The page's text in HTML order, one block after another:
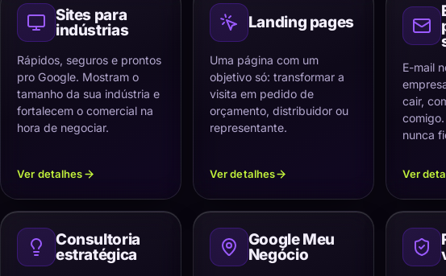
Sites para
indústrias
Rápidos, seguros e prontos
pro Google. Mostram o
tamanho da sua indústria e
fortalecem o comercial na
hora de negociar.
Ver detalhes
Landing pages
Uma página com um
objetivo só: transformar a
visita em pedido de
orçamento, distribuidor ou
representante.
Ver detalhes
E-mail
cair,
nunca
Ver
Consultoria
estratégica
Google Meu
Negócio